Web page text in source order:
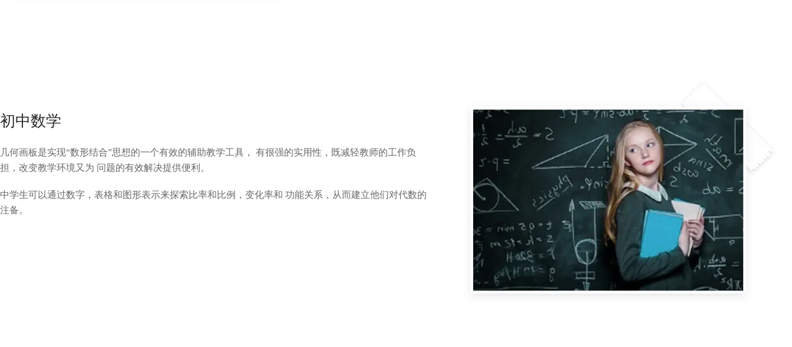
初中数学
几何画板是实现“数形结合”思想的一个有效的辅助教学工具， 有很强的实用性，既减轻教师的工作负
担，改变教学环境又为 问题的有效解决提供便利。
中学生可以通过数字，表格和图形表示来探索比率和比例，变化率和 功能关系，从而建立他们对代数的
注备。